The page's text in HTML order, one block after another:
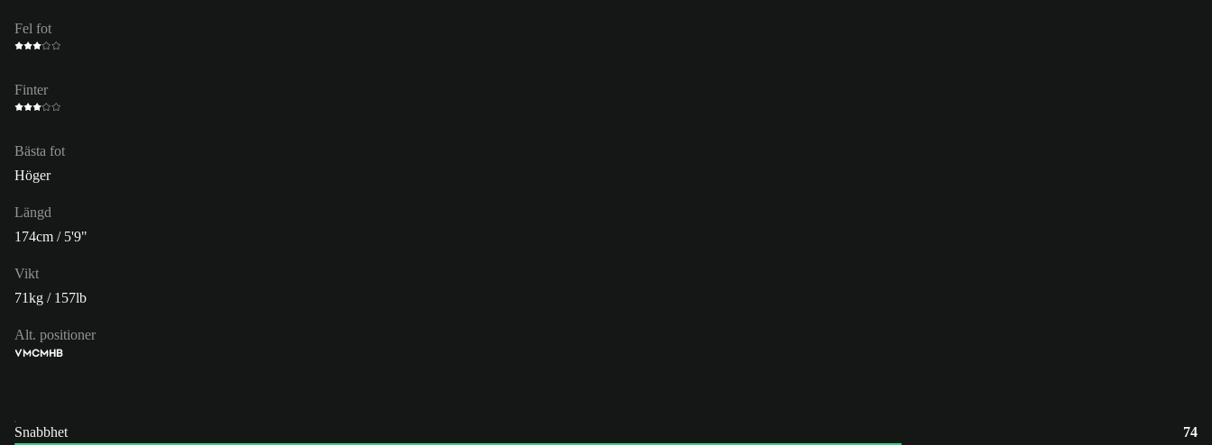
Fel fot
Finter
Bästa fot
Höger
Längd
174cm / 5'9"
Vikt
71kg / 157lb
Alt. positioner
VMCMHB
Snabbhet
74